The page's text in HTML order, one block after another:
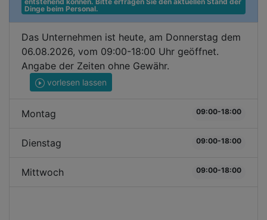
Dinge beim Personal.
Das Unternehmen ist heute, am Donnerstag dem
06.08.2026, vom 09:00-18:00 Uhr geöffnet.
Angabe der Zeiten ohne Gewähr.
vorlesen lassen
Montag 09:00-18:00
Dienstag 09:00-18:00
Mittwoch 09:00-18:00